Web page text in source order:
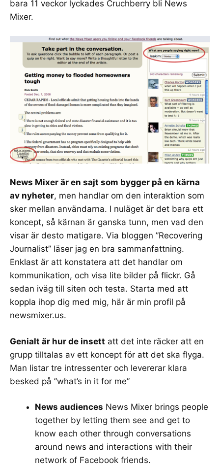
bara 11 veckor lyckades Cruchberry bli News
Mixer.
News Mixer är en sajt som bygger på en kärna
av nyheter, men handlar om den interaktion som
sker mellan användarna. I nuläget är det bara ett
koncept, så kärnan är ganska tunn, men vad den
visar är desto matigare. Via bloggen ”Recovering
Journalist” läser jag en bra sammanfattning.
Enklast är att konstatera att det handlar om
kommunikation, och visa lite bilder på flickr. Gå
sedan iväg till siten och testa. Starta med att
koppla ihop dig med mig, här är min profil på
newsmixer.us.
Genialt är hur de insett att det inte räcker att en
grupp tilltalas av ett koncept för att det ska flyga.
Man listar tre intressenter och levererar klara
besked på ”what’s in it for me”
News audiences News Mixer brings people
together by letting them see and get to
know each other through conversations
around news and interactions with their
network of Facebook friends.